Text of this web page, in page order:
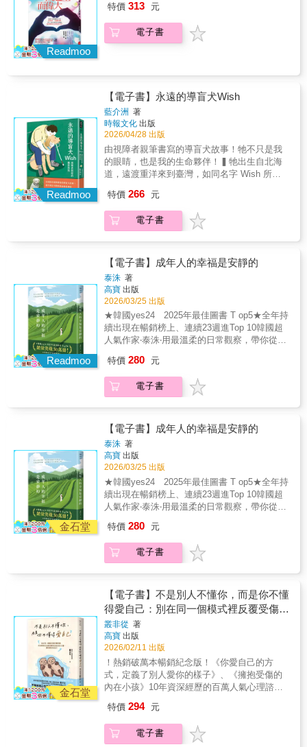
時間替我們抹去了什麼，而是在歲月的推移
在了手裡。．假如你的生活處處碰壁，別擔
心，那代表你正走往對的方向。【本書特色】
開日常情緒與生活現象背後的心理狀態。★ 按
季節月分編排，並於書頁上設計索引標籤，方
便快速找到特定月分與想讀的章節。★ 每個月
提供「小任務」與「心靈辭典」，隨時展開小
行動，轉化心情並改變觀點。★特別收錄韓國
藝術家Makitoy鮮明溫暖的12幅插畫，線條大
膽、風格獨特，賞心悅目，讓閱讀的享受加
倍！【名人推薦】周志建｜山隱中的療癒師、
故事療癒作家洪培芸｜臨床心理師、作家盧美
妏｜人生設計心理諮商所共同創辦人、諮商心
理師──療癒推薦（依姓氏筆畫排序）【讀者好
評推薦】「這本書真的太棒了！翻到最後一頁
還是意猶未盡，發出了讚嘆。這本書是將日常
讀！」「我很喜歡這本書用日常案例來解釋這
些隨著四季變化而自然產生的情緒。這是一本
很適合每個月拿出來讀一讀、調整一下心情的
書。」「我打算每個月的最後一天，從書架上
拿出這本書，為下個月的自己而讀。人生匆
匆，更需要一顆慢下來的心，而這本書能幫助
我調整心情和情緒的節奏。 」
抉擇、心靈成長等生活議題，幫助我們做好情
緒管理，有智慧地解開家庭與人際關係的糾
結。在這本書中，每個月都有具體的探索主
開始，跟著書中的心靈探索，從生活中的小行
過好每一天！★溫暖金句給你療癒★．當成功
的基準被架得太高，普通的生活便容易被歸類
為失敗的人生。．所謂完美，不在於沒什麼可
再加，而在於沒什麼需要減去。．第一顆扣子
扣錯了，結果卻穿得意外時髦。．沒有說出
口，不代表愛不存在；有時候，沉默反而是一
種體貼。．所謂「時間能解決一切」，並不是
中，那個越發堅定的自己，終於將鑰匙牢牢握
在了手裡。．假如你的生活處處碰壁，別擔
心，那代表你正走往對的方向。【本書特色】
★ 一整年分的心靈觀察＋心理學智慧＋療癒插
開日常情緒與生活現象背後的心理狀態。★ 按
便快速找到特定月分與想讀的章節。★ 每個月
提供「小任務」與「心靈辭典」，隨時展開小
行動，轉化心情並改變觀點。★特別收錄韓國
藝術家Makitoy鮮明溫暖的12幅插畫，線條大
膽、風格獨特，賞心悅目，讓閱讀的享受加
倍！【名人推薦】周志建｜山隱中的療癒師、
故事療癒作家洪培芸｜臨床心理師、作家盧美
理師──療癒推薦（依姓氏筆畫排序）【讀者好
評推薦】「這本書真的太棒了！翻到最後一頁
還是意猶未盡，發出了讚嘆。這本書是將日常
想推薦給那些渴望找回平靜的人，這本書必
讀！」「我很喜歡這本書用日常案例來解釋這
些隨著四季變化而自然產生的情緒。這是一本
很適合每個月拿出來讀一讀、調整一下心情的
書。」「我打算每個月的最後一天，從書架上
拿出這本書，為下個月的自己而讀。人生匆
匆，更需要一顆慢下來的心，而這本書能幫助
本命的網路直播：讓迷妹們感受到，雖然獨自
的瞬間！你又是如何入坑自己的偶像？會有不
開心的時候嗎？當然。不論你追的是誰，因為
經驗，這是另一種愛自己的方式因追星而學會
新語言、修圖、剪片、籌備（應援）活動，這
都很常見。甚至，還可以為自傳、面試加分：
作者為了追電競選手，曾進入大韓航空的停機
棚觀看《星海爭霸》聯賽決賽。當時她因應援
隊伍逆轉成功，在現場一邊大哭，一邊拚命拍
下選手的照片。幾年後，她成為社會新鮮人、
去大韓航空面試，這段故事也成為自我介紹的
亮點，讓嚴肅的面試官對她露出笑容。你呢？
你的追星故事是什麼？ 與其說是追星，其實是
你（本命），世界波瀾壯闊。
路」窘境，甚至誤入絕食抗議的現場。在一連
串荒謬又莞爾的奇遇，以及無數個晴雨日子之
間，Wish 與他的視障主人， 一步步地，走出
一位盲人社工師藍介洲撰寫，記錄他與導盲犬
的磨合、「共同訓練」的艱辛、一起走在路上
的風景，以及 Wish 生病退休後，彼此陪伴的
最後時光。作者用幽默真摯的筆調，描寫視障
者與導盲犬面臨的各種挑戰。透過這些故事，
讀者得以瞭解導盲犬值勤時所需的專業與高度
專注，看見狗狗與視障主人之間獨特而緊密的
夥伴關係；也重新思考，當狗狗作為工作犬，
守護應有的權益。如今 Wish 已回汪星，但牠
給予的溫柔與忠誠未被遺忘，屬於他們的故
事，也將繼續在人們心中留下溫暖的足跡。
Readmoo
特價 313 元
電子書
Readmoo
【電子書】永遠的導盲犬Wish
藍介洲 著
時報文化 出版
2026/04/28 出版
由視障者親筆書寫的導盲犬故事！牠不只是我
的眼睛，也是我的生命夥伴！▍牠出生自北海
道，遠渡重洋來到臺灣，如同名字 Wish 所寄
合格導盲犬。▍他在16歲那年全盲，早已習慣
在看不見的世界裡生活。直到遇見導盲犬
Wish，他的生命出現了全新的挑戰與希望。對
練有素的 Wish 總是穩定可靠，但車水馬龍的
路上充滿挑戰，熱情又好奇的人們也常常花樣
百出──關心導盲犬工作權益的朋友，擔心Wish
工時太長；有人把Wish當招財犬，拿彩券在牠
頭上「繞頂三圈」；一人一狗也曾陷入「迷
路」窘境，甚至誤入絕食抗議的現場。在一連
串荒謬又莞爾的奇遇，以及無數個晴雨日子之
間，Wish 與他的視障主人， 一步步地，走出
人犬最深厚的革命情誼，也帶領著人們走上認
一位盲人社工師藍介洲撰寫，記錄他與導盲犬
Wish 的生命故事。書中收錄 Wish 初來乍到時
的磨合、「共同訓練」的艱辛、一起走在路上
的風景，以及 Wish 生病退休後，彼此陪伴的
最後時光。作者用幽默真摯的筆調，描寫視障
者與導盲犬面臨的各種挑戰。透過這些故事，
讀者得以瞭解導盲犬值勤時所需的專業與高度
專注，看見狗狗與視障主人之間獨特而緊密的
夥伴關係；也重新思考，當狗狗作為工作犬，
奉獻自己協助人類時，我們如何替牠們爭取並
守護應有的權益。如今 Wish 已回汪星，但牠
給予的溫柔與忠誠未被遺忘，屬於他們的故
事，也將繼續在人們心中留下溫暖的足跡。
特價 266 元
電子書
Readmoo
【電子書】成年人的幸福是安靜的
泰洙 著
高寶 出版
2026/03/25 出版
★韓國yes24 2025年最佳圖書 T op5★全年持
續出現在暢銷榜上、連續23週進Top 10韓國超
人氣作家‧泰洙‧用最溫柔的日常觀察，帶你從一
變無趣了，而是你終於懂了什麼是幸福。關於
成長、孤獨、關係與自我和解，一本寫給所有
在人生路上慢慢學會放過自己的書。年輕時的
出生活中的小情緒、那些不完美的自己，不必
再偽裝、不需要被激勵，只要被理解就好。你
可以在 58 則人生故事與片段式散文中，在喧囂
中慢慢的把心靜下來，在一些想哭的日子、疲
憊的日子，用這本書的文字陪伴，痛快地哭過
再重新振作前行。▍與其轟轟烈烈地追逐幸
福，不如好好地減少不幸▍看著別人的社交媒
體，充滿著閃亮的幸福，反觀自己……內心總
有點不是滋味……？熱鬧的快樂與痛苦的不
呢？其實，當日子過得太累時，比起特別的節
日，平平靜靜、什麼事也沒有的週末反而更讓
人滿足。能夠安穩地工作，能在身體無恙的時
候與家人通話，即使沒有希望，卻也沒有絕
望，能這樣活著，本身就是一種幸福，人生不
一定要讓幸福變多，能讓不幸變少就很幸福。
有時候不讓自己太悲傷，比追求極致快樂更重
要。🌿 幸福不是熱鬧長大之後才明白，幸福不
一定要被看見。能安靜地過完一天，本身就是
一種幸福。🌿 不再為難自己大人的幸福，是不
再逼自己成為更好的人。不讓自己太痛苦，就
是生活最重要的成就。能接受自己的平凡，是
事故的一天裡。能好好吃飯、好好睡覺，就是
生活的最好模樣。
特價 280 元
電子書
金石堂
【電子書】成年人的幸福是安靜的
泰洙 著
高寶 出版
2026/03/25 出版
★韓國yes24 2025年最佳圖書 T op5★全年持
續出現在暢銷榜上、連續23週進Top 10韓國超
人氣作家‧泰洙‧用最溫柔的日常觀察，帶你從一
變無趣了，而是你終於懂了什麼是幸福。關於
成長、孤獨、關係與自我和解，一本寫給所有
在人生路上慢慢學會放過自己的書。年輕時的
出生活中的小情緒、那些不完美的自己，不必
再偽裝、不需要被激勵，只要被理解就好。你
可以在 58 則人生故事與片段式散文中，在喧囂
中慢慢的把心靜下來，在一些想哭的日子、疲
憊的日子，用這本書的文字陪伴，痛快地哭過
再重新振作前行。▍與其轟轟烈烈地追逐幸
福，不如好好地減少不幸▍看著別人的社交媒
體，充滿著閃亮的幸福，反觀自己……內心總
有點不是滋味……？熱鬧的快樂與痛苦的不
幸，哪一種感覺會更影響你、停在心裡更久
日，平平靜靜、什麼事也沒有的週末反而更讓
人滿足。能夠安穩地工作，能在身體無恙的時
特價 280 元
電子書
金石堂
【電子書】不是別人不懂你，而是你不懂
得愛自己：別在同一個模式裡反覆受傷，
把沒被接住的感受變成往前走的力量，遇
見更好的自己
叢非從 著
高寶 出版
2026/02/11 出版
！熱銷破萬本暢銷紀念版！《你愛自己的方
式，定義了別人愛你的樣子》、《擁抱受傷的
內在小孩》10年資深經歷的百萬人氣心理諮詢
不勉強自己也不過度努力，你值得擁有舒適自
在的關係！▍我們不懂他人，在相處時，容易
感到委屈與疲憊；▍我們不懂自己，所以困在
特價 294 元
電子書